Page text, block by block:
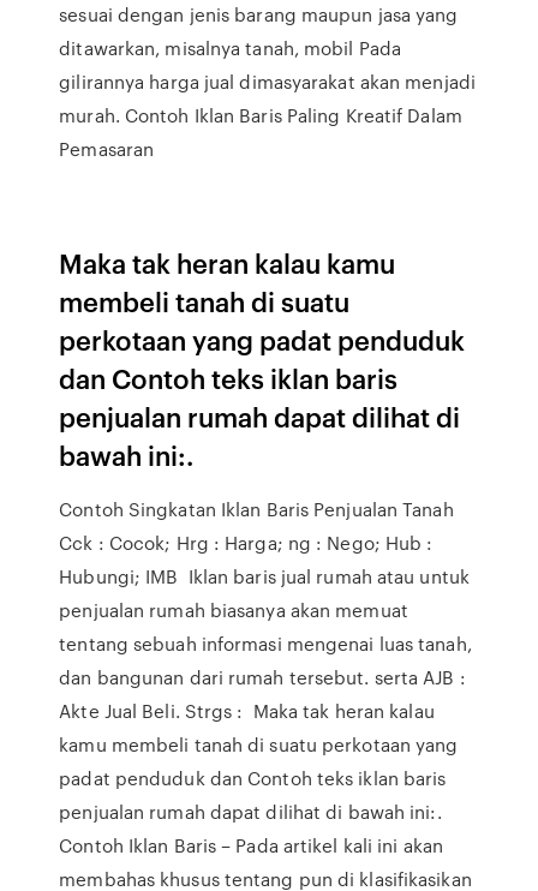
sesuai dengan jenis barang maupun jasa yang
ditawarkan, misalnya tanah, mobil Pada
gilirannya harga jual dimasyarakat akan menjadi
murah. Contoh Iklan Baris Paling Kreatif Dalam
Pemasaran
Maka tak heran kalau kamu
membeli tanah di suatu
perkotaan yang padat penduduk
dan Contoh teks iklan baris
penjualan rumah dapat dilihat di
bawah ini:.
Contoh Singkatan Iklan Baris Penjualan Tanah
Cck : Cocok; Hrg : Harga; ng : Nego; Hub :
Hubungi; IMB Iklan baris jual rumah atau untuk
penjualan rumah biasanya akan memuat
tentang sebuah informasi mengenai luas tanah,
dan bangunan dari rumah tersebut. serta AJB :
Akte Jual Beli. Strgs : Maka tak heran kalau
kamu membeli tanah di suatu perkotaan yang
padat penduduk dan Contoh teks iklan baris
penjualan rumah dapat dilihat di bawah ini:.
Contoh Iklan Baris – Pada artikel kali ini akan
membahas khusus tentang pun di klasifikasikan